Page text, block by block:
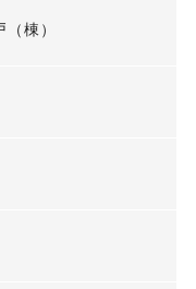
（棟）